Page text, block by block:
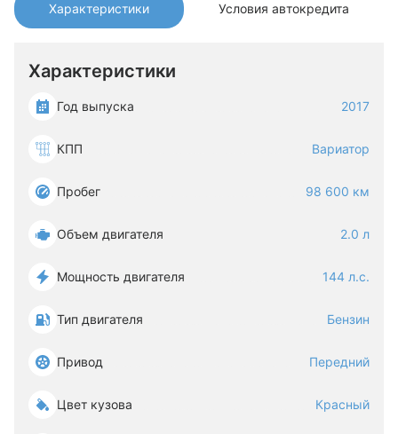
Характеристики Условия автокредита
Характеристики
Год выпуска 2017
КПП Вариатор
Пробег 98 600 км
Объем двигателя 2.0 л
Мощность двигателя 144 л.с.
Тип двигателя Бензин
Привод Передний
Цвет кузова Красный